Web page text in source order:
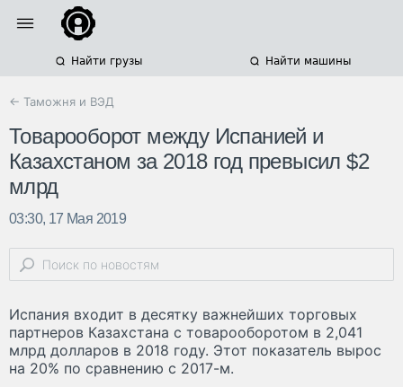
Найти грузы Найти машины
← Таможня и ВЭД
Товарооборот между Испанией и
Казахстаном за 2018 год превысил $2
млрд
03:30, 17 Мая 2019
Испания входит в десятку важнейших торговых
партнеров Казахстана с товарооборотом в 2,041
млрд долларов в 2018 году. Этот показатель вырос
на 20% по сравнению с 2017-м.